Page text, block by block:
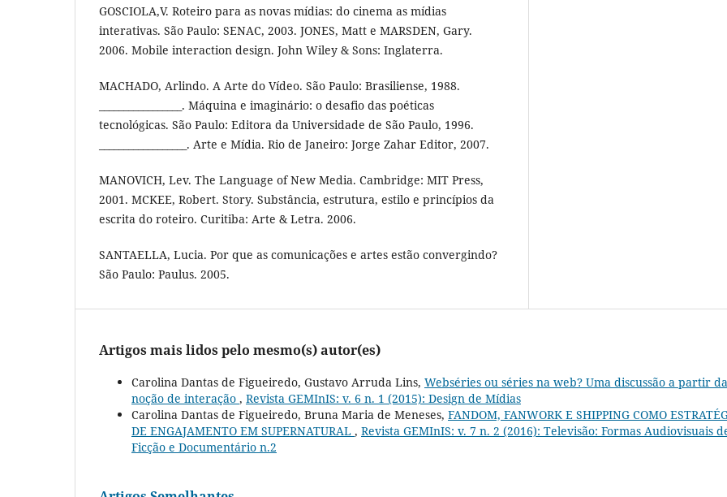
GOSCIOLA,V. Roteiro para as novas mídias: do cinema as mídias
interativas. São Paulo: SENAC, 2003. JONES, Matt e MARSDEN, Gary.
2006. Mobile interaction design. John Wiley & Sons: Inglaterra.
MACHADO, Arlindo. A Arte do Vídeo. São Paulo: Brasiliense, 1988.
_________________. Máquina e imaginário: o desafio das poéticas
tecnológicas. São Paulo: Editora da Universidade de São Paulo, 1996.
__________________. Arte e Mídia. Rio de Janeiro: Jorge Zahar Editor, 2007.
MANOVICH, Lev. The Language of New Media. Cambridge: MIT Press,
2001. MCKEE, Robert. Story. Substância, estrutura, estilo e princípios da
escrita do roteiro. Curitiba: Arte & Letra. 2006.
SANTAELLA, Lucia. Por que as comunicações e artes estão convergindo?
São Paulo: Paulus. 2005.
Artigos mais lidos pelo mesmo(s) autor(es)
Carolina Dantas de Figueiredo, Gustavo Arruda Lins, Webséries ou séries na web? Uma discussão a partir da
noção de interação , Revista GEMInIS: v. 6 n. 1 (2015): Design de Mídias
Carolina Dantas de Figueiredo, Bruna Maria de Meneses, FANDOM, FANWORK E SHIPPING COMO
DE ENGAJAMENTO EM SUPERNATURAL , Revista GEMInIS: v. 7 n. 2 (2016): Televisão: Formas Audiovisuais
Ficção e Documentário n.2